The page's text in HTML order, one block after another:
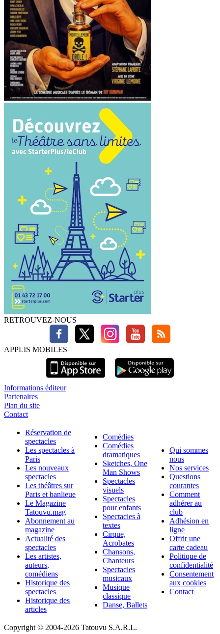
RETROUVEZ-NOUS
APPLIS MOBILES
Informations éditeur
Partenaires
Plan du site
Contact
Réservation de
spectacles
Les spectacles à
Paris
Les nouveaux
spectacles
Les théâtres sur
Paris et banlieue
Le Magazine
Tatouvu.mag
Abonnement au
magazine
Actualité des
spectacles
Les artistes,
auteurs,
comédiens
Historique des
spectacles
Historique des
articles
Comédies
Comédies
dramatiques
Sketches, One
Man Shows
Spectacles
visuels
Spectacles
pour enfants
Spectacles à
textes
Cirque,
Acrobates
Chansons,
Chanteurs
Spectacles
musicaux
Musique
classique
Danse, Ballets
Qui sommes
nous
Nos services
Questions
courantes
Comment
adhérer au
club
Adhésion en
ligne
Offrir une
carte cadeau
Politique de
confidentialité
Consentement
aux cookies
Contact
Copyright © 2004-2026 Tatouvu S.A.R.L.